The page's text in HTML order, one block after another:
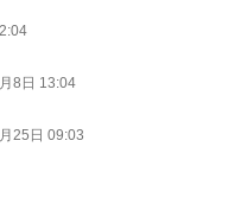
8日 13:04
25日 09:03